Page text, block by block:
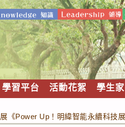
學習平台 活動花絮 學生
《Power Up！明緯智能永續科技